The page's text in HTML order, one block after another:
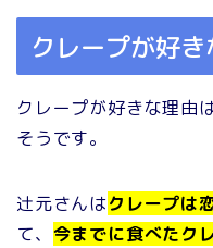
クレープが好
クレープが好きな理由
そうです。
辻元さんはクレープは
て、 今までに食べたク